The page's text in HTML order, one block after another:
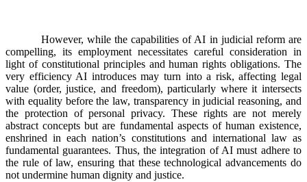
However, while the capabilities of AI in judicial reform are
compelling, its employment necessitates careful consideration in
light of constitutional principles and human rights obligations. The
very efficiency AI introduces may turn into a risk, affecting legal
value (order, justice, and freedom), particularly where it intersects
with equality before the law, transparency in judicial reasoning, and
the protection of personal privacy. These rights are not merely
abstract concepts but are fundamental aspects of human existence,
enshrined in each nation’s constitutions and international law as
fundamental guarantees. Thus, the integration of AI must adhere to
the rule of law, ensuring that these technological advancements do
not undermine human dignity and justice.